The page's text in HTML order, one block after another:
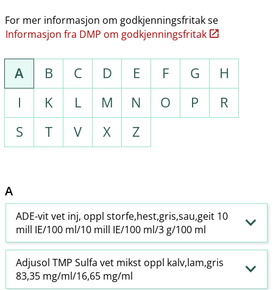
For mer informasjon om godkjenningsfritak se
Informasjon fra DMP om godkjenningsfritak
A B C D E F G
H
I
K L M N O P
R
S
T V X Z
A
ADE-vit vet inj, oppl storfe,hest,gris,sau,geit 10
mill IE/100 ml/10 mill IE/100 ml/3 g/100 ml
Adjusol TMP Sulfa vet mikst oppl kalv,lam,gris
83,35 mg/ml/16,65 mg/ml